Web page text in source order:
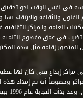
فى نفس الوقت نحو تحقيق
والثقافة والارتقاء
العامة والمراكز
تضرب فى عمق مفهوم التنمية
مراكز إبداع فنى كان لها
وخصوصاً أنه تم إمداد هذه
المتطلبات